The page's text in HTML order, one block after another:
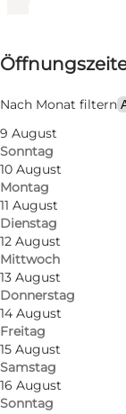
Nach Monat filtern
9 August
Sonntag
10 August
Montag
11 August
Dienstag
12 August
Mittwoch
13 August
Donnerstag
14 August
Freitag
15 August
Samstag
16 August
Sonntag
Website
Hunde
Freunde,
Foto: